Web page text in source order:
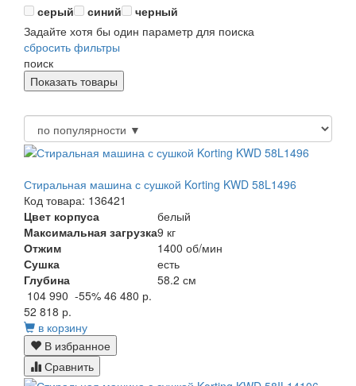
серый
синий
черный
Задайте хотя бы один параметр для поиска
сбросить фильтры
поиск
Стиральная машина с сушкой Korting KWD 58L1496
Код товара: 136421
Цвет корпуса
белый
Максимальная загрузка9 кг
Отжим
1400 об/мин
Сушка
есть
Глубина
58.2 см
104 990 -55% 46 480 р.
52 818 р.
в корзину
В избранное
Сравнить